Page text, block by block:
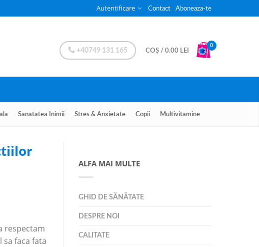
Autentificare Contact Aboneaza-te
+40749 131 165 COȘ / 0.00 LEI
0
Sanatatea Inimii Stres & Anxietate Copii Multivitamine
respectam
faca fata
ALFA MAI MULTE
GHID DE SĂNĂTATE
DESPRE NOI
CALITATE